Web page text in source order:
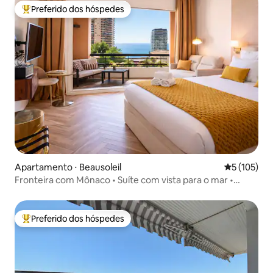
Entre os melhores preferidos dos hóspedes
Preferido dos hóspedes
Apartamento ⋅ Beausoleil 5 de uma
5 (105)
Fronteira com Mônaco • Suíte com vista para o mar •
Entre os melhores preferidos dos hóspedes
Preferido dos hóspedes